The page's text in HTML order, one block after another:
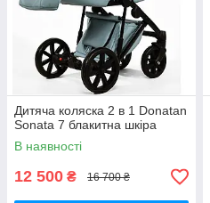
Дитяча коляска 2 в 1 Donatan
Sonata 7 блакитна шкіра
В наявності
12 500 ₴ 16 700 ₴